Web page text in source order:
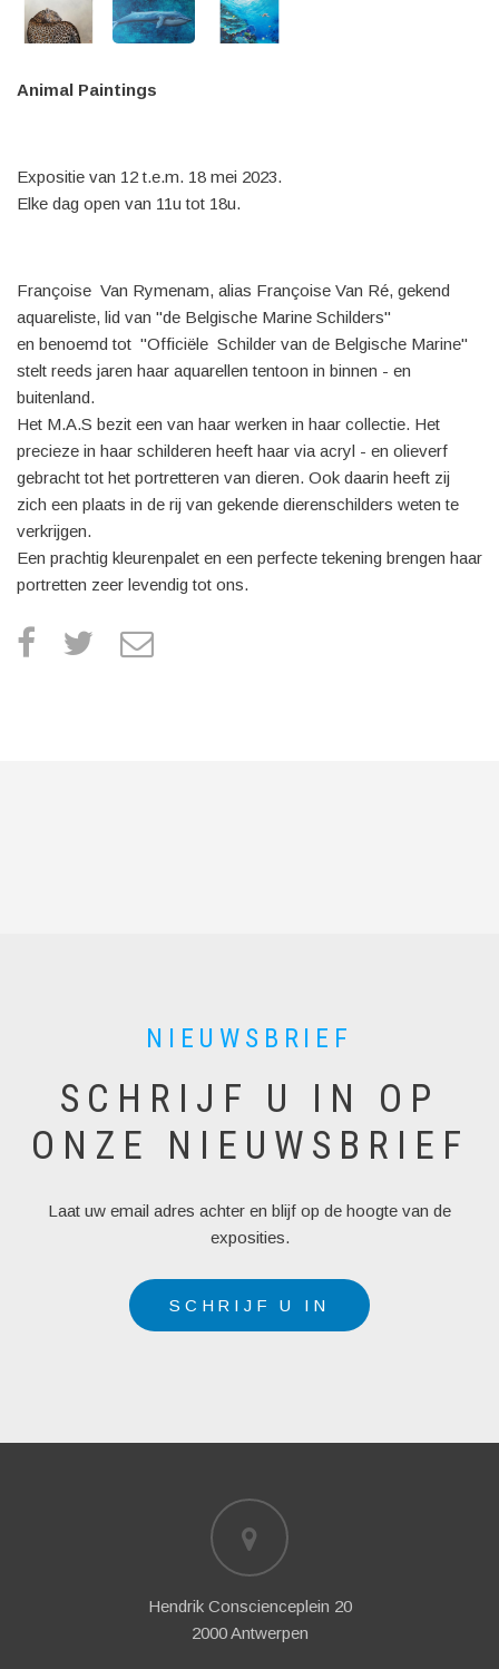
Animal Paintings
Expositie van 12 t.e.m. 18 mei 2023.
Elke dag open van 11u tot 18u.
Françoise Van Rymenam, alias Françoise Van Ré, gekend
aquareliste, lid van "de Belgische Marine Schilders"
en benoemd tot "Officiële Schilder van de Belgische Marine"
stelt reeds jaren haar aquarellen tentoon in binnen - en
buitenland.
Het M.A.S bezit een van haar werken in haar collectie. Het
precieze in haar schilderen heeft haar via acryl - en olieverf
gebracht tot het portretteren van dieren. Ook daarin heeft zij
zich een plaats in de rij van gekende dierenschilders weten te
verkrijgen.
Een prachtig kleurenpalet en een perfecte tekening brengen haar
portretten zeer levendig tot ons.
facebook
twitter
e
NIEUWSBRIEF
SCHRIJF U IN OP
ONZE NIEUWSBRIEF
Laat uw email adres achter en blijf op de hoogte van de
exposities.
SCHRIJF U IN
Hendrik Conscienceplein 20
2000 Antwerpen